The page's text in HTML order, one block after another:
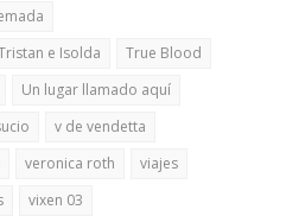
e Isolda
True Blood
Un lugar llamado aquí
v de vendetta
veronica roth
viajes
vixen 03